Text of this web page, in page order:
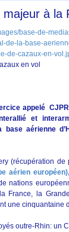
à la
en vol
appelé
et
aérienne
(récupération de
aérien européen),
nations
France, la
une cinquantaine
outre-Rhin: un